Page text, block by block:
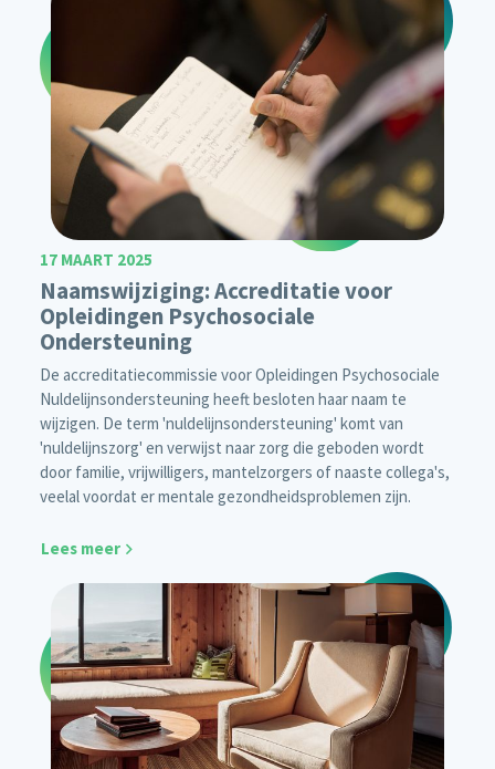
17 MAART 2025
Naamswijziging: Accreditatie voor
Opleidingen Psychosociale
Ondersteuning
De accreditatiecommissie voor Opleidingen Psychosociale
Nuldelijnsondersteuning heeft besloten haar naam te
wijzigen. De term 'nuldelijnsondersteuning' komt van
'nuldelijnszorg' en verwijst naar zorg die geboden wordt
door familie, vrijwilligers, mantelzorgers of naaste collega's,
veelal voordat er mentale gezondheidsproblemen zijn.
Lees meer